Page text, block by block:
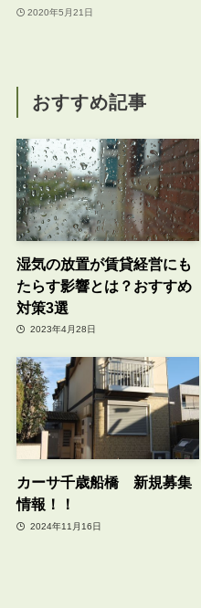
2020年5月21日
おすすめ記事
湿気の放置が賃貸経営にも
たらす影響とは？おすすめ
対策3選
2023年4月28日
カーサ千歳船橋 新規募集
情報！！
2024年11月16日